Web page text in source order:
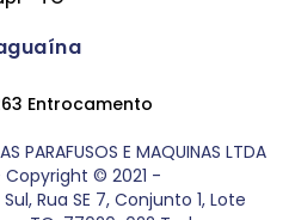
Entrocamento
PARAFUSOS E MAQUINAS LTDA
Copyright © 2021 -
Rua SE 7, Conjunto 1, Lote